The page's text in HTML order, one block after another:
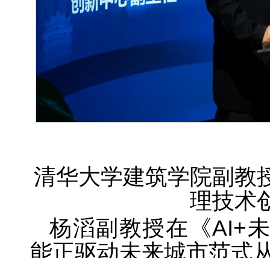
清华大学建筑学院副教
理技术
杨滔副教授在《AI+
能正驱动未来城市范式